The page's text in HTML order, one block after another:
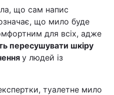
що сам напис
що мило буде
для всіх, адже
пересушувати шкіру
у людей із
туалетне мило